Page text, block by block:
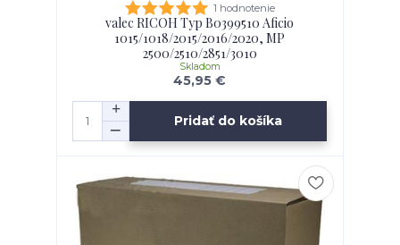
1 hodnotenie
valec RICOH Typ B0399510 Aficio
1015/1018/2015/2016/2020, MP
2500/2510/2851/3010
45,95 €
Skladom
Pridať do košíka